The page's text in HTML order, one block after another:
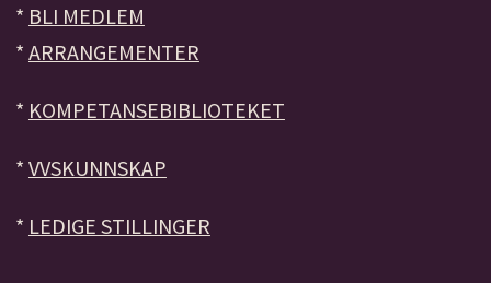
* BLI MEDLEM
* ARRANGEMENTER
* KOMPETANSEBIBLIOTEKET
* VVSKUNNSKAP
* LEDIGE STILLINGER